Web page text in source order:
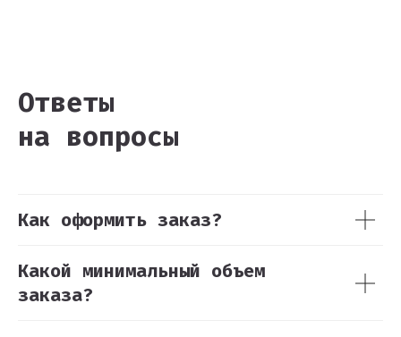
Ответы
на вопросы
Как оформить заказ?
Какой минимальный объем
заказа?